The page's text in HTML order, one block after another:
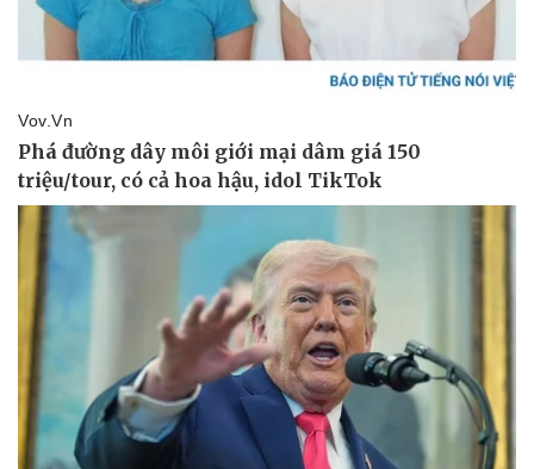
Thể thao
Thế giới thể thao
Ô tô - Xe máy
Ô tô
Xe máy
Tư vấn